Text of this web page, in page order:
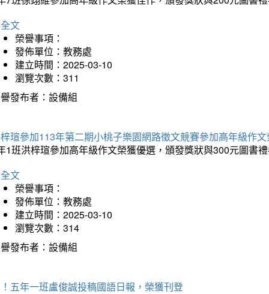
文
榮譽事項：
發佈單位：教務處
建立時間：2025-03-10
瀏覽次數：311
發布者：設備組
瑄參加113年第二期小桃子樂園網路徵文競賽參加高年級作
1班洪梓瑄參加高年級作文榮獲優選，頒發獎狀與300元圖書
文
榮譽事項：
發佈單位：教務處
建立時間：2025-03-10
瀏覽次數：314
發布者：設備組
五年一班盧俊誠投稿國語日報，榮獲刊登